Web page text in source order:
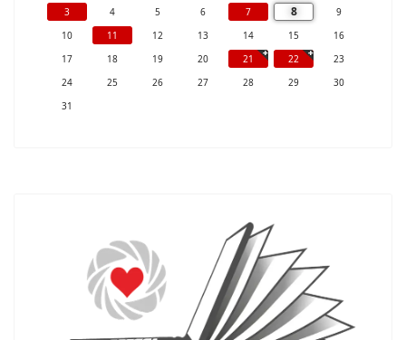
3
4 5 6 7 8
9
10
11 12 13 14 15
16
17
18 19 20 21 22
23
24
25 26 27 28 29
30
31